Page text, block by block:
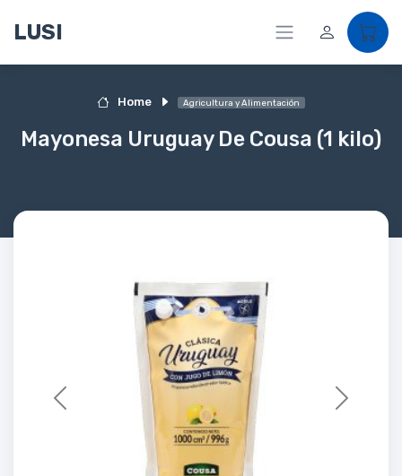
LUSI
Home Agricultura y Alimentación
Mayonesa Uruguay De Cousa (1 kilo)
Previous Next